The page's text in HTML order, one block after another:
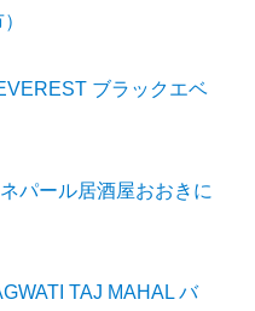
ブラックエベ
パール居酒屋おおきに
TAJ MAHAL バ